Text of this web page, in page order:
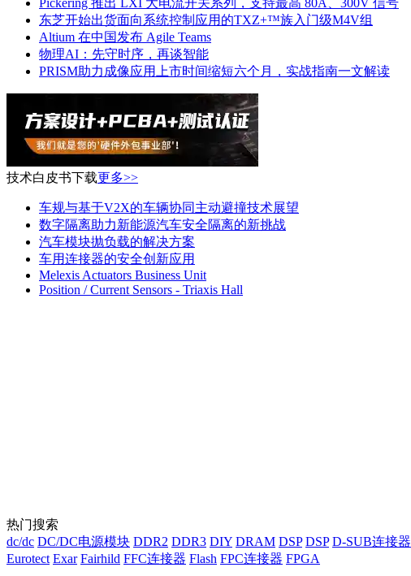
东芝开始出货面向系统控制应用的TXZ+™族入门级M4V组
Altium 在中国发布 Agile Teams
物理AI：先守时序，再谈智能
PRISM助力成像应用上市时间缩短六个月，实战指南一文解读
技术白皮书下载更多>>
车规与基于V2X的车辆协同主动避撞技术展望
数字隔离助力新能源汽车安全隔离的新挑战
汽车模块抛负载的解决方案
车用连接器的安全创新应用
Melexis Actuators Business Unit
Position / Current Sensors - Triaxis Hall
热门搜索
dc/dc DC/DC电源模块 DDR2 DDR3 DIY DRAM DSP DSP D-SUB连接器
Eurotect Exar Fairhild FFC连接器 Flash FPC连接器 FPGA